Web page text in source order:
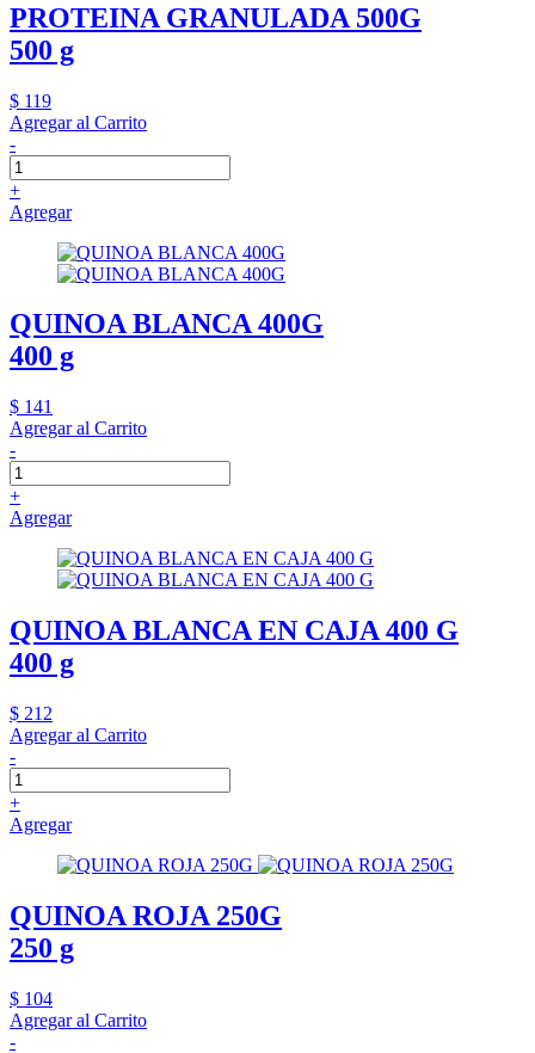
PROTEINA GRANULADA 500G
500 g
$ 119
Agregar al Carrito
-
+
Agregar
QUINOA BLANCA 400G
400 g
$ 141
Agregar al Carrito
-
+
Agregar
QUINOA BLANCA EN CAJA 400 G
400 g
$ 212
Agregar al Carrito
-
+
Agregar
QUINOA ROJA 250G
250 g
$ 104
Agregar al Carrito
-